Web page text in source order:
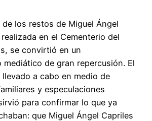
de los restos de Miguel Ángel
en el Cementerio del
se convirtió en un
de gran repercusión. El
a cabo en medio de
y especulaciones
para confirmar lo que ya
que Miguel Ángel Capriles